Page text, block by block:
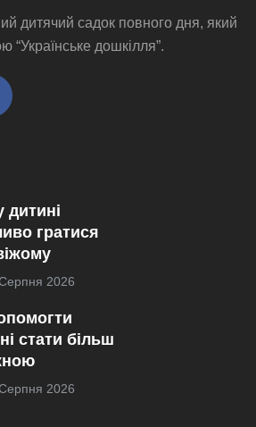
дитячий садок повного дня, який
“Українське дошкілля”.
дитині
гратися
2026
стати більш
2026